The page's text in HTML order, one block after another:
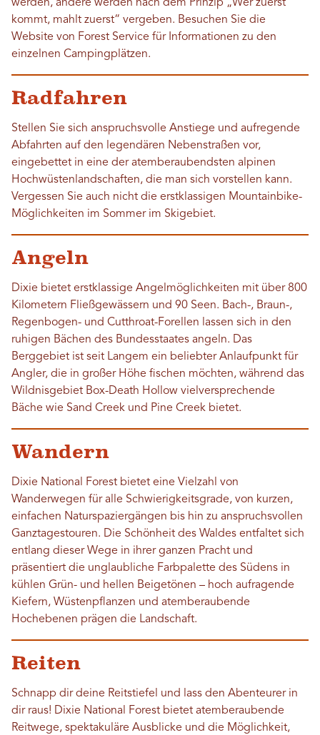
werden, andere werden nach dem Prinzip „Wer zuerst
kommt, mahlt zuerst“ vergeben. Besuchen Sie die
Website von Forest Service für Informationen zu den
einzelnen Campingplätzen.
Radfahren
Stellen Sie sich anspruchsvolle Anstiege und aufregende
Abfahrten auf den legendären Nebenstraßen vor,
eingebettet in eine der atemberaubendsten alpinen
Hochwüstenlandschaften, die man sich vorstellen kann.
Vergessen Sie auch nicht die erstklassigen Mountainbike-
Möglichkeiten im Sommer im Skigebiet.
Angeln
Dixie bietet erstklassige Angelmöglichkeiten mit über 800
Kilometern Fließgewässern und 90 Seen. Bach-, Braun-,
Regenbogen- und Cutthroat-Forellen lassen sich in den
ruhigen Bächen des Bundesstaates angeln. Das
Berggebiet ist seit Langem ein beliebter Anlaufpunkt für
Angler, die in großer Höhe fischen möchten, während das
Wildnisgebiet Box-Death Hollow vielversprechende
Bäche wie Sand Creek und Pine Creek bietet.
Wandern
Dixie National Forest bietet eine Vielzahl von
Wanderwegen für alle Schwierigkeitsgrade, von kurzen,
einfachen Naturspaziergängen bis hin zu anspruchsvollen
Ganztagestouren. Die Schönheit des Waldes entfaltet sich
entlang dieser Wege in ihrer ganzen Pracht und
präsentiert die unglaubliche Farbpalette des Südens in
kühlen Grün- und hellen Beigetönen – hoch aufragende
Kiefern, Wüstenpflanzen und atemberaubende
Hochebenen prägen die Landschaft.
Reiten
Schnapp dir deine Reitstiefel und lass den Abenteurer in
dir raus! Dixie National Forest bietet atemberaubende
Reitwege, spektakuläre Ausblicke und die Möglichkeit,